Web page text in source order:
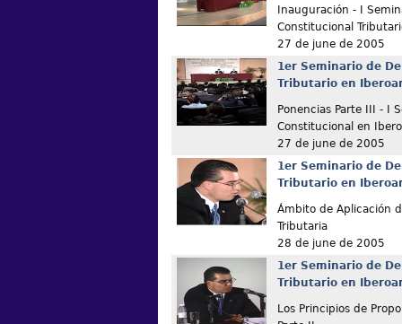
Inauguración - I
Constitucional
27 de june de 2005
1er Seminario de
Tributario en
Ponencias Parte III - I
Constitucional en
27 de june de 2005
1er Seminario de
Tributario en
Ámbito de Aplicación
Tributaria
28 de june de 2005
1er Seminario de
Tributario en
Los Principios de